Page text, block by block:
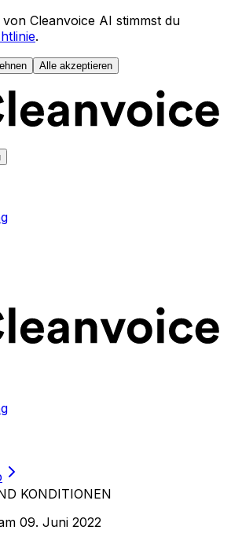
Cleanvoice AI stimmst du
.
Alle akzeptieren
KONDITIONEN
09. Juni 2022